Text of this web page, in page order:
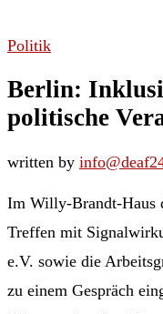
Politik
Berlin:
politische
written by
Im Willy-Brandt-Haus
Treffen mit
e.V. sowie die
zu einem Gespräch